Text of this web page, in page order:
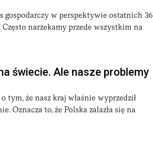
gospodarczy w perspektywie ostatnich 36
narzekamy przede wszystkim na
świecie. Ale nasze problemy
tym, że nasz kraj właśnie wyprzedził
Oznacza to, że Polska zalazła się na